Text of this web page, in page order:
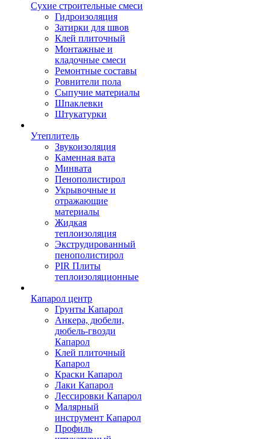
Сухие строительные смеси
Гидроизоляция
Затирки для швов
Клей плиточный
Монтажные и
кладочные смеси
Ремонтные составы
Ровнители пола
Сыпучие материалы
Шпаклевки
Штукатурки
Утеплитель
Звукоизоляция
Каменная вата
Минвата
Пенополистирол
Укрывочные и
отражающие
материалы
Жидкая
теплоизоляция
Экструдированный
пенополистирол
PIR Плиты
теплоизоляционные
Капарол центр
Грунты Капарол
Анкера, дюбели,
дюбель-гвозди
Капарол
Клей плиточный
Капарол
Краски Капарол
Лаки Капарол
Лессировки Капарол
Малярный
инструмент Капарол
Профиль